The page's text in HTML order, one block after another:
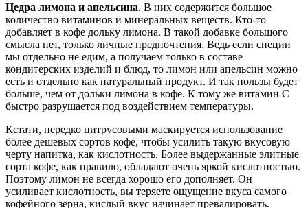
Цедра лимона и апельсина. В них содержится большое
количество витаминов и минеральных веществ. Кто-то
добавляет в кофе дольку лимона. В такой добавке большого
смысла нет, только личные предпочтения. Ведь если специи
мы отдельно не едим, а получаем только в составе
кондитерских изделий и блюд, то лимон или апельсин можно
есть и отдельно как натуральный продукт. И так пользы будет
больше, чем от дольки лимона в кофе. К тому же витамин С
быстро разрушается под воздействием температуры.
Кстати, нередко цитрусовыми маскируется использование
более дешевых сортов кофе, чтобы усилить такую вкусовую
черту напитка, как кислотность. Более выдержанные элитные
сорта кофе, как правило, обладают очень яркой кислотностью.
Поэтому лимон не всегда хорошо его дополняет. Он
усиливает кислотность, вы теряете ощущение вкуса самого
кофейного зерна, кислый вкус начинает превалировать.